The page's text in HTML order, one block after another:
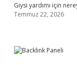
Giysi yardımı için
Temmuz 22, 2026